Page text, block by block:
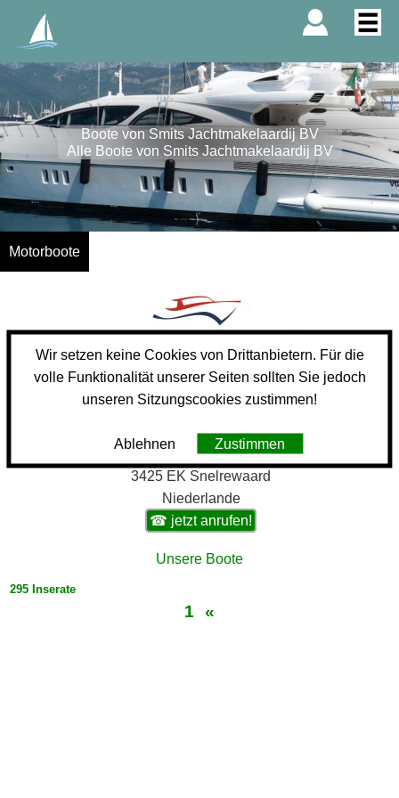
Boote von Smits Jachtmakelaardij BV
Alle Boote von Smits Jachtmakelaardij BV
Motorboote
Smits Jachtmakelaardij BV
Smits Jachtmakelaardij
3425 EK Snelrewaard
Niederlande
☎ jetzt anrufen!
Unsere Boote
295 Inserate
1 «
Wir setzen keine Cookies von Drittanbietern. Für die
volle Funktionalität unserer Seiten sollten Sie jedoch
unseren Sitzungscookies zustimmen!
Ablehnen Zustimmen